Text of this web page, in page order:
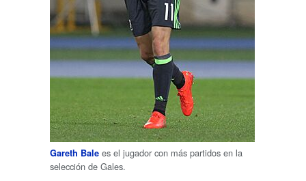
Gareth Bale es el jugador con más partidos en la
selección de Gales.